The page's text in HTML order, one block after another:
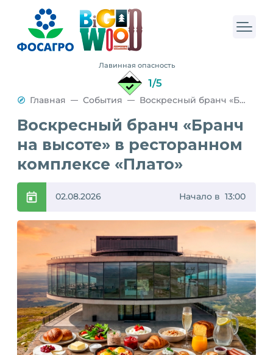
Лавинная опасность
1/5
Воскресный бранч «Бранч
на высоте» в ресторанном
комплексе «Плато»
Главная События Воскресный бранч «Бранч на высоте» в ресторанном комплексе «Плато»
02.08.2026 Начало в 13:00